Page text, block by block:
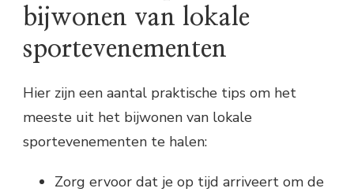
bijwonen van lokale
sportevenementen
Hier zijn een aantal praktische tips om het
meeste uit het bijwonen van lokale
sportevenementen te halen:
Zorg ervoor dat je op tijd arriveert om de